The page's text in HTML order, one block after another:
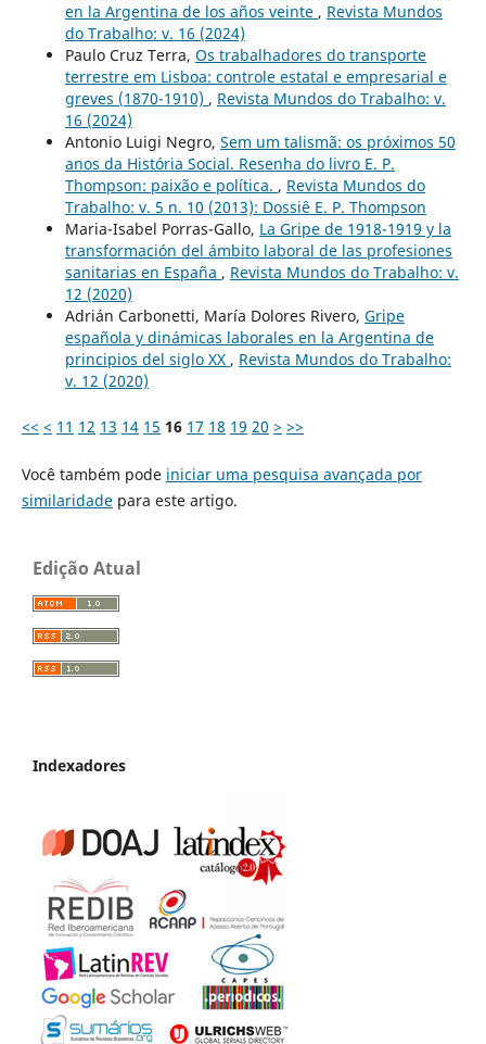
en la Argentina de los años veinte , Revista Mundos
do Trabalho: v. 16 (2024)
Paulo Cruz Terra, Os trabalhadores do transporte
terrestre em Lisboa: controle estatal e empresarial e
greves (1870-1910) , Revista Mundos do Trabalho: v.
16 (2024)
Antonio Luigi Negro, Sem um talismã: os próximos 50
anos da História Social. Resenha do livro E. P.
Thompson: paixão e política. , Revista Mundos do
Trabalho: v. 5 n. 10 (2013): Dossiê E. P. Thompson
Maria-Isabel Porras-Gallo, La Gripe de 1918-1919 y la
transformación del ámbito laboral de las profesiones
sanitarias en España , Revista Mundos do Trabalho: v.
12 (2020)
Adrián Carbonetti, María Dolores Rivero, Gripe
española y dinámicas laborales en la Argentina de
principios del siglo XX , Revista Mundos do Trabalho:
v. 12 (2020)
<< < 11 12 13 14 15 16 17 18 19 20 > >>
Você também pode iniciar uma pesquisa avançada por
similaridadepara este artigo.
Edição Atual
Indexadores